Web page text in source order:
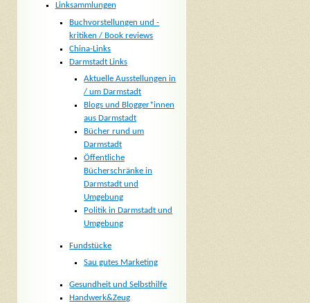
Linksammlungen
Buchvorstellungen und -
kritiken / Book reviews
China-Links
Darmstadt Links
Aktuelle Ausstellungen in
/ um Darmstadt
Blogs und Blogger*innen
aus Darmstadt
Bücher rund um
Darmstadt
Öffentliche
Bücherschränke in
Darmstadt und
Umgebung
Politik in Darmstadt und
Umgebung
Fundstücke
Sau gutes Marketing
Gesundheit und Selbsthilfe
Handwerk&Zeug